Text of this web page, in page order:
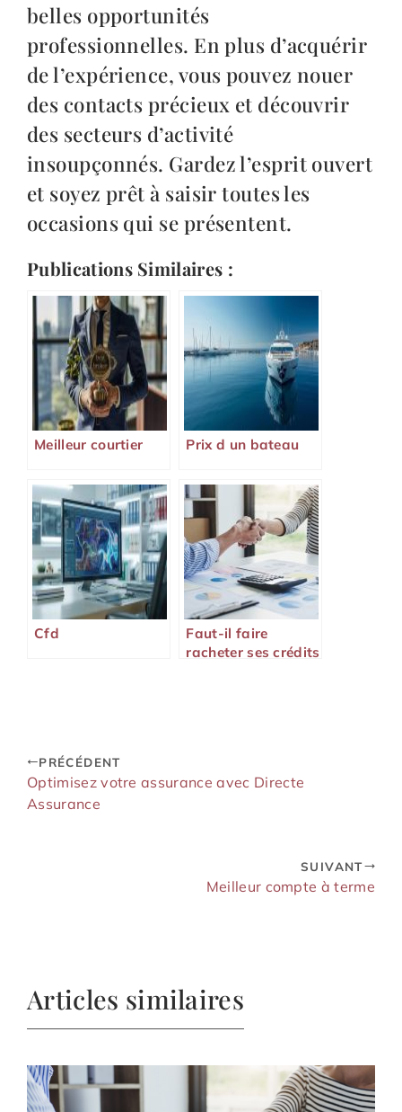
belles opportunités
professionnelles. En plus d’acquérir
de l’expérience, vous pouvez nouer
des contacts précieux et découvrir
des secteurs d’activité
insoupçonnés. Gardez l’esprit ouvert
et soyez prêt à saisir toutes les
occasions qui se présentent.
Publications Similaires :
Meilleur courtier Prix d un bateau
Cfd
Faut-il faire
racheter ses crédits
PRÉCÉDENT
Optimisez votre assurance avec Directe
Assurance
SUIVANT
Meilleur compte à terme
Articles similaires